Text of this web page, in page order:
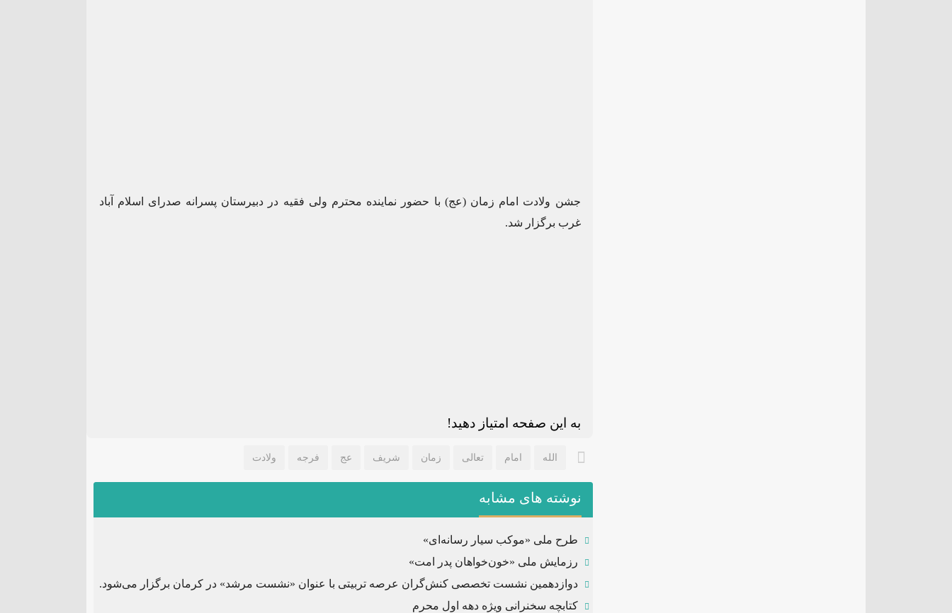
جشن ولادت امام زمان (عج) با حضور نماینده محترم ولی فقیه در دبیرستان پسرانه صدرای اسلام آباد
غرب برگزار شد.
به این صفحه امتیاز دهید!
الله امام تعالی زمان شریف عج فرجه ولادت
نوشته های مشابه
طرح ملی «موکب سیار رسانه‌ای»
رزمایش ملی «خون‌خواهان پدر امت»
دوازدهمین نشست تخصصی کنش‌گران عرصه تربیتی با عنوان «نشست مرشد» در کرمان برگزار می‌شود.
کتابچه سخنرانی ویژه دهه اول محرم